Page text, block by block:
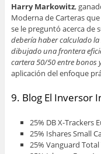
Harry Markowitz,
Moderna de Carteras
se le preguntó acerca de
debería haber calculado la
dibujado una frontera
cartera 50/50 entre bonos
aplicación del enfoque
9. Blog El Inversor
25% DB X-Trackers
25% Ishares Small
25% Vanguard Total